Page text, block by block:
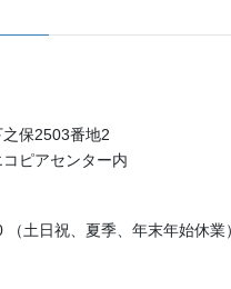
保2503番地2
ピアセンター内
土日祝、夏季、年末年始休業）